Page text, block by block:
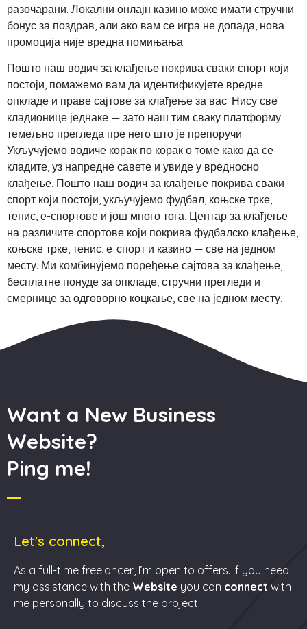
разочарани. Локални онлајн казино може имати стручни
бонус за поздрав, али ако вам се игра не допада, нова
промоција није вредна помињања.
Пошто наш водич за клађење покрива сваки спорт који
постоји, помажемо вам да идентификујете вредне
опкладе и праве сајтове за клађење за вас. Нису све
кладионице једнаке — зато наш тим сваку платформу
темељно прегледа пре него што је препоручи.
Укључујемо водиче корак по корак о томе како да се
кладите, уз напредне савете и увиде у вредносно
клађење. Пошто наш водич за клађење покрива сваки
спорт који постоји, укључујемо фудбал, коњске трке,
тенис, е-спортове и још много тога. Центар за клађење
на различите спортове који покрива фудбалско клађење,
коњске трке, тенис, е-спорт и казино — све на једном
месту. Ми комбинујемо поређење сајтова за клађење,
бесплатне понуде за опкладе, стручни прегледи и
смернице за одговорно коцкање, све на једном месту.
Want a New Business
Website?
Ping me!
Let's connect,
As a full-time freelancer, I’m open to offers. If you need
my assistance with the Website you can connect with
me personally to discuss the project.